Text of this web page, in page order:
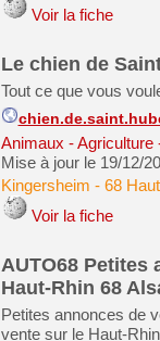
Voir la fiche
Le chien de
Tout ce que vous
Animaux - Agriculture
Mise à jour le 19/12/
Kingersheim - 68
Voir la fiche
AUTO68 Petites
Haut-Rhin 68
Petites annonces de
vente sur le Haut-